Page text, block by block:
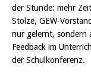
der Stunde: mehr
Stolze, GEW-
nur gelernt, sondern
Feedback im
der Schulkonferenz.